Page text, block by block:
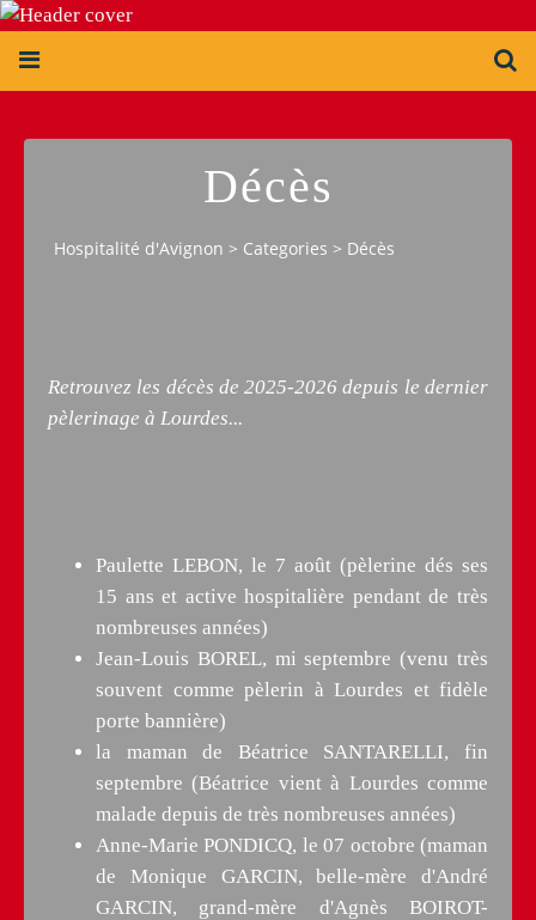
Décès
Hospitalité d'Avignon > Categories > Décès
Retrouvez les décès de 2025-2026 depuis le dernier
pèlerinage à Lourdes...
Paulette LEBON, le 7 août (pèlerine dés ses
15 ans et active hospitalière pendant de très
nombreuses années)
Jean-Louis BOREL, mi septembre (venu très
souvent comme pèlerin à Lourdes et fidèle
porte bannière)
la maman de Béatrice SANTARELLI, fin
septembre (Béatrice vient à Lourdes comme
malade depuis de très nombreuses années)
Anne-Marie PONDICQ, le 07 octobre (maman
de Monique GARCIN, belle-mère d'André
GARCIN, grand-mère d'Agnès BOIROT-